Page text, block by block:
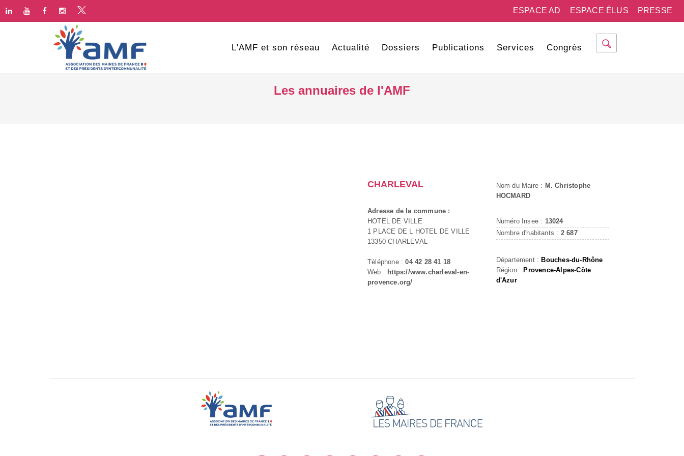
PRESSE
ESPACE ÉLUS
ESPACE AD
L'AMF et son réseau Actualité Dossiers Publications Services Congrès
Les annuaires de l'AMF
CHARLEVAL
Adresse de la commune :
HOTEL DE VILLE
1 PLACE DE L HOTEL DE VILLE
13350 CHARLEVAL
Téléphone :04 42 28 41 18
Web : https://www.charleval-en-
provence.org/
Nom du Maire : M. Christophe
HOCMARD
Numéro Insee : 13024
Nombre d'habitants : 2 687
Département : Bouches-du-Rhône
Région : Provence-Alpes-Côte
d'Azur